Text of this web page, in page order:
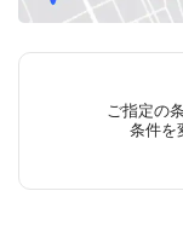
ご指定の
条件を